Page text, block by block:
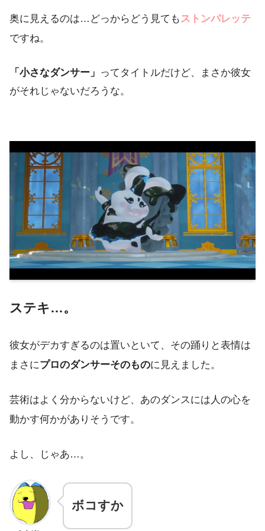
奥に見えるのは…どっからどう見ても ストンパレッテ
ですね。
「小さなダンサー」 ってタイトルだけど、まさか彼女
がそれじゃないだろうな。
ステキ…。
彼女がデカすぎるのは置いといて、その踊りと表情は
まさにプロのダンサーそのものに見えました。
芸術はよく分からないけど、あのダンスには人の心を
動かす何かがありそうです。
よし、じゃあ…。
ボコすか